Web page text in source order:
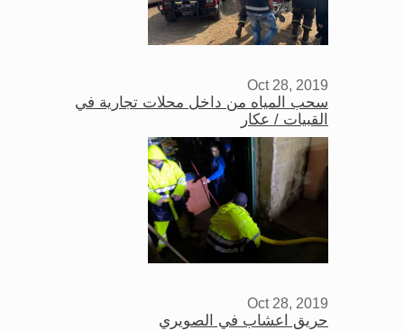
Oct 28, 2019
سحب المياه من داخل محلات تجارية في
القبيات / عكار
Oct 28, 2019
حريق اعشاب في الصويري